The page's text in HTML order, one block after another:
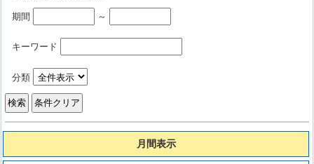
期間 ～
キーワード
分類
月間表示